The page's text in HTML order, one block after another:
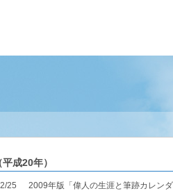
う
分譲住宅（建売・土地）検索
人のお客さま
企業不動産活用（CRE）戦略
業用
事業用リノベーション
業用売買
事業用地・事業用建物
相談窓口
お客様センター
用情報
新卒者採用
成20年）
25
2009年版「偉人の生涯と筆跡カレンダ